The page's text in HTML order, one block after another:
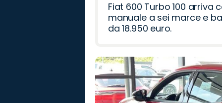
Fiat 600 Turbo 100 arriva
manuale a sei marce e
da 18.950 euro.